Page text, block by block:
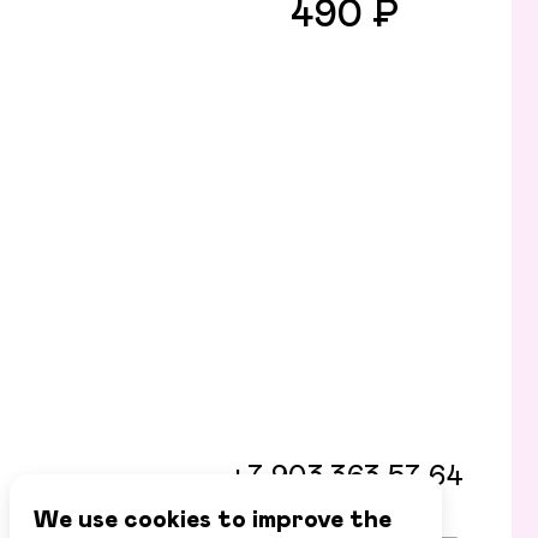
490 ₽
+7 903 363 57 64
We use cookies to improve the